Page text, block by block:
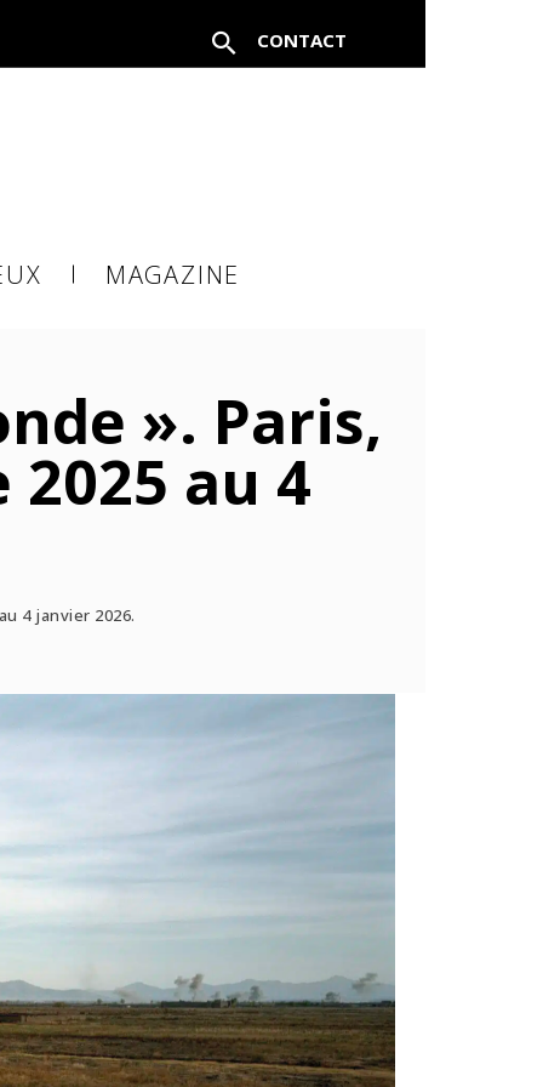
CONTACT
MAGAZINE
». Paris,
2025 au 4
4 janvier 2026.